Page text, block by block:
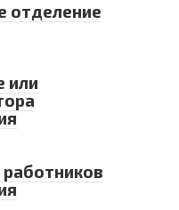
отделение
или